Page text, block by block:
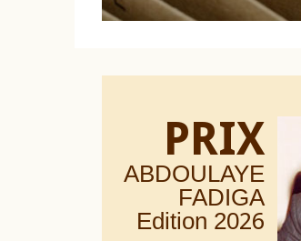
PRIX
ABDOULAYE
FADIGA
Edition 2026